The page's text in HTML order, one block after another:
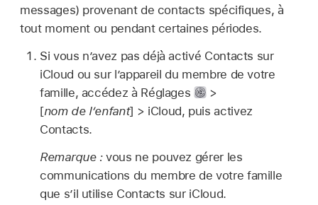
messages) provenant de contacts spécifiques, à
tout moment ou pendant certaines périodes.
Si vous n’avez pas déjà activé Contacts sur
iCloud ou sur l’appareil du membre de votre
famille, accédez à Réglages
>
[nom de l’enfant] > iCloud, puis activez
Contacts.
Remarque :vous ne pouvez gérer les
communications du membre de votre famille
que s’il utilise Contacts sur iCloud.